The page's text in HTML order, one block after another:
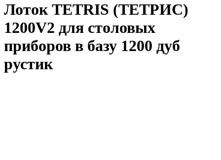
Лоток TETRIS (ТЕТРИС)
1200V2 для столовых
приборов в базу 1200 дуб
рустик